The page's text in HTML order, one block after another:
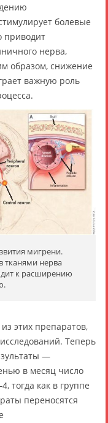
болевые
приводит
нерва,
образом, снижение
важную роль
мигрени.
тканями нерва
к расширению
этих препаратов,
Теперь
—
в месяц число
тогда как в группе
переносятся